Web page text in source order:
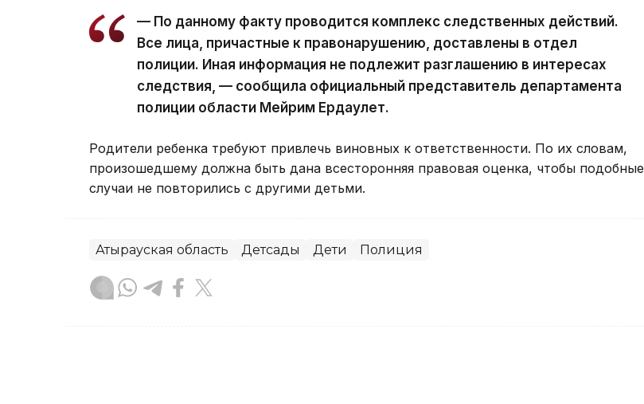
— По данному факту проводится комплекс следственных действий.
Все лица, причастные к правонарушению, доставлены в отдел
полиции. Иная информация не подлежит разглашению в интересах
следствия, — сообщила официальный представитель департамента
полиции области Мейрим Ердаулет.
Родители ребенка требуют привлечь виновных к ответственности. По их словам,
произошедшему должна быть дана всесторонняя правовая оценка, чтобы подобные
случаи не повторились с другими детьми.
Атырауская область Детсады Дети Полиция